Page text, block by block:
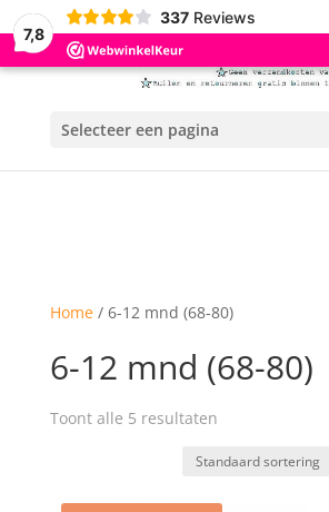
7,8
337 Reviews
Selecteer een pagina
Home/ 6-12 mnd (68-80)
6-12 mnd (68-80)
Toont alle 5 resultaten